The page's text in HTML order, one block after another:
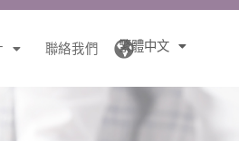
聯絡我們 繁體中文